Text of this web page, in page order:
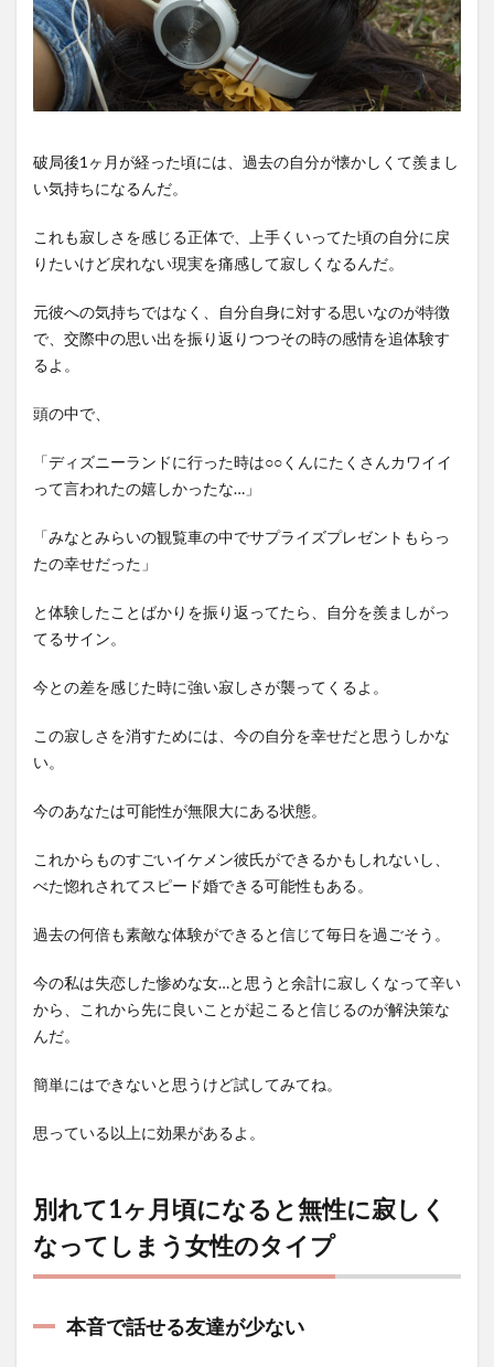
破局後1ヶ月が経った頃には、過去の自分が懐かしくて羨まし
い気持ちになるんだ。
これも寂しさを感じる正体で、上手くいってた頃の自分に戻
りたいけど戻れない現実を痛感して寂しくなるんだ。
元彼への気持ちではなく、自分自身に対する思いなのが特徴
で、交際中の思い出を振り返りつつその時の感情を追体験す
るよ。
頭の中で、
「ディズニーランドに行った時は○○くんにたくさんカワイイ
って言われたの嬉しかったな…」
「みなとみらいの観覧車の中でサプライズプレゼントもらっ
たの幸せだった」
と体験したことばかりを振り返ってたら、自分を羨ましがっ
てるサイン。
今との差を感じた時に強い寂しさが襲ってくるよ。
この寂しさを消すためには、今の自分を幸せだと思うしかな
い。
今のあなたは可能性が無限大にある状態。
これからものすごいイケメン彼氏ができるかもしれないし、
べた惚れされてスピード婚できる可能性もある。
過去の何倍も素敵な体験ができると信じて毎日を過ごそう。
今の私は失恋した惨めな女…と思うと余計に寂しくなって辛い
から、これから先に良いことが起こると信じるのが解決策な
んだ。
簡単にはできないと思うけど試してみてね。
思っている以上に効果があるよ。
別れて1ヶ月頃になると無性に寂しく
なってしまう女性のタイプ
本音で話せる友達が少ない